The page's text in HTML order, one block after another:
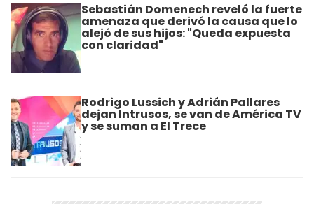
Sebastián Domenech reveló la fuerte
amenaza que derivó la causa que lo
alejó de sus hijos: "Queda expuesta
con claridad"
Rodrigo Lussich y Adrián Pallares
dejan Intrusos, se van de América TV
y se suman a El Trece